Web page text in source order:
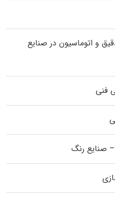
و اتوماسیون در صنایع
فنی
صنایع رنگ